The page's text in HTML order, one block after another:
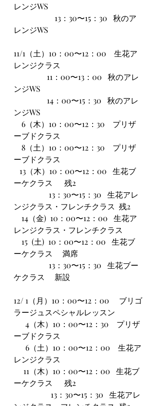
レンジWS
13：30〜15：30   秋のア
レンジWS
11/1（土）10：00〜12：00　生花ア
レンジクラス
11：00〜13：00   秋のアレ
ンジWS
14：00〜15：30   秋のアレ
ンジWS
6（木）10：00〜12：30　プリザ
ーブドクラス
8（土）10：00〜12：30　プリザ
ーブドクラス
13（木）10：00〜12：00   生花ブ
ーケクラス      残2
13：30〜15：30   生花アレ
ンジクラス・フレンチクラス  残2
14（金)  10：00〜12：00   生花ア
レンジクラス・フレンチクラス
15  (土)  10：00〜12：00   生花ブ
ーケクラス　 満席
13：30〜15：30   生花ブー
ケクラス　 新設
12/ 1（月）10：00〜12：00     ブリゴ
ラージュスペシャルレッスン
4（木）10：00〜12：30　プリザ
ーブドクラス
6（土）10：00〜12：00　生花ア
レンジクラス
11（木）10：00〜12：00   生花ブ
ーケクラス      残2
13：30〜15：30   生花アレ